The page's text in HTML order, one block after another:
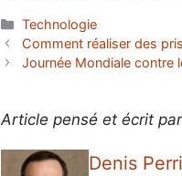
Catégories
Technologie
Comment réaliser des
Journée Mondiale contre
Article pensé et écrit
Denis